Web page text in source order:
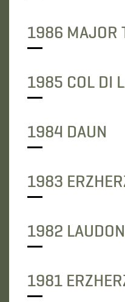
1986 MAJOR
1985 COL DI
1984 DAUN
1983
1982 LAUDON
1981